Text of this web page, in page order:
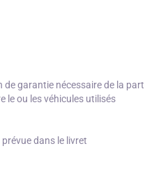
de garantie nécessaire de la part
le ou les véhicules utilisés
dans le livret